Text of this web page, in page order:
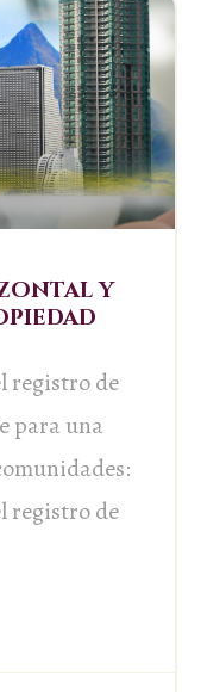
y
registro de
para una
registro de